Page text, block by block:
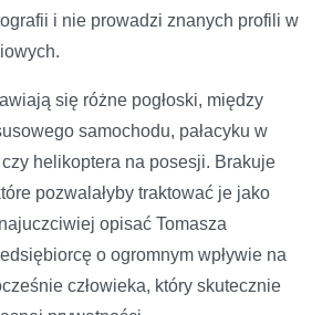
i nie prowadzi znanych profili w
się różne pogłoski, między
samochodu, pałacyku w
helikoptera na posesji. Brakuje
pozwalałyby traktować je jako
opisać Tomasza
o ogromnym wpływie na
człowieka, który skutecznie